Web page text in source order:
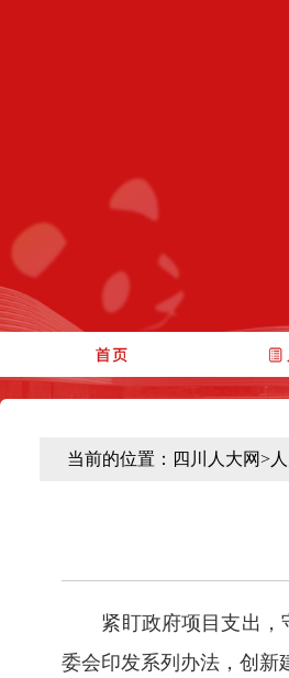
当前的位置： 四川人大网>
紧盯政府项目支出，
委会印发系列办法，创新